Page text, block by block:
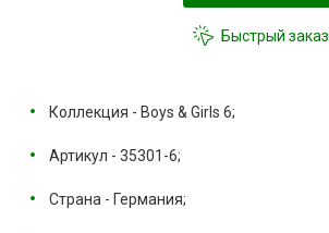
Быстрый заказ
Коллекция - Boys & Girls 6;
Артикул - 35301-6;
Страна - Германия;